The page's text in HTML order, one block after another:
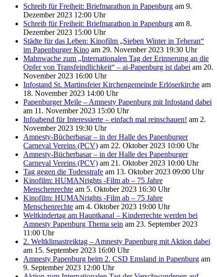
Schreib für Freiheit: Briefmarathon in Papenburg am 9.
Dezember 2023 12:00 Uhr
Schreib für Freiheit: Briefmarathon in Papenburg am 8.
Dezember 2023 15:00 Uhr
Städte für das Leben: Kinofilm „Sieben Winter in Teheran“
im Papenburger Kino am 29. November 2023 19:30 Uhr
Mahnwache zum „Internationalen Tag der Erinnerung an die
Opfer von Transfeindlichkeit“ – ai-Papenburg ist dabei am 20.
November 2023 16:00 Uhr
Infostand St. Martinsfeier Kirchengemeinde Erlöserkirche am
18. November 2023 14:00 Uhr
Papenburger Meile – Amnesty Papenburg mit Infostand dabei
am 11. November 2023 15:00 Uhr
Infoabend für Interessierte – einfach mal reinschauen! am 2.
November 2023 19:30 Uhr
Amnesty-Bücherbasar – in der Halle des Papenburger
Carneval Vereins (PCV) am 22. Oktober 2023 10:00 Uhr
Amnesty-Bücherbasar – in der Halle des Papenburger
Carneval Vereins (PCV) am 21. Oktober 2023 10:00 Uhr
Tag gegen die Todesstrafe am 13. Oktober 2023 09:00 Uhr
Kinofilm: HUMANrights -Film ab – 75 Jahre
Menschenrechte am 5. Oktober 2023 16:30 Uhr
Kinofilm: HUMANrights -Film ab – 75 Jahre
Menschenrechte am 4. Oktober 2023 19:00 Uhr
Weltkindertag am Hauptkanal – Kinderrechte werden bei
Amnesty Papenburg Thema sein am 23. September 2023
11:00 Uhr
2. Weltklimastreiktag – Amnesty Papenburg mit Aktion dabei
am 15. September 2023 16:00 Uhr
Amnesty Papenburg beim 2. CSD Emsland in Papenburg am
9. September 2023 12:00 Uhr